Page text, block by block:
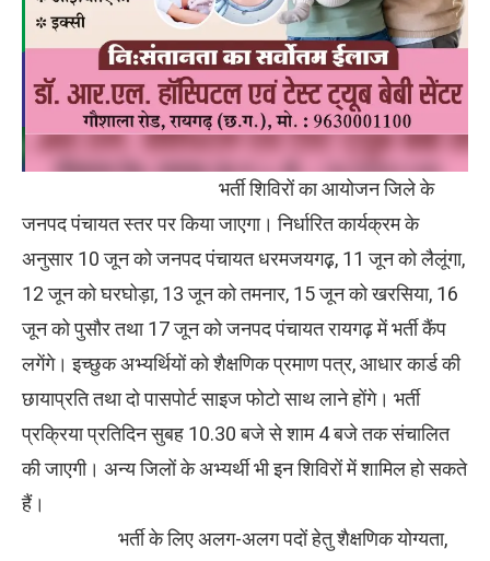
भर्ती शिविरों का आयोजन जिले के
जनपद पंचायत स्तर पर किया जाएगा। निर्धारित कार्यक्रम के
अनुसार 10 जून को जनपद पंचायत धरमजयगढ़़, 11 जून को लैलूंगा,
12 जून को घरघोड़ा, 13 जून को तमनार, 15 जून को खरसिया, 16
जून को पुसौर तथा 17 जून को जनपद पंचायत रायगढ़ में भर्ती कैंप
लगेंगे। इच्छुक अभ्यर्थियों को शैक्षणिक प्रमाण पत्र, आधार कार्ड की
छायाप्रति तथा दो पासपोर्ट साइज फोटो साथ लाने होंगे। भर्ती
प्रक्रिया प्रतिदिन सुबह 10.30 बजे से शाम 4 बजे तक संचालित
की जाएगी। अन्य जिलों के अभ्यर्थी भी इन शिविरों में शामिल हो सकते
हैं।
भर्ती के लिए अलग-अलग पदों हेतु शैक्षणिक योग्यता,